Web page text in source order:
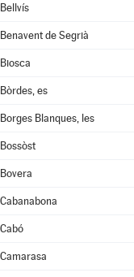
Bellvís
Benavent de Segrià
Biosca
Bòrdes, es
Borges Blanques, les
Bossòst
Bovera
Cabanabona
Cabó
Camarasa